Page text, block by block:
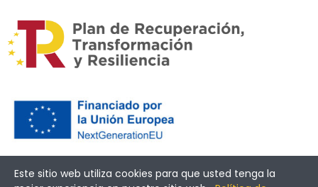
Este sitio web utiliza cookies para que usted tenga la